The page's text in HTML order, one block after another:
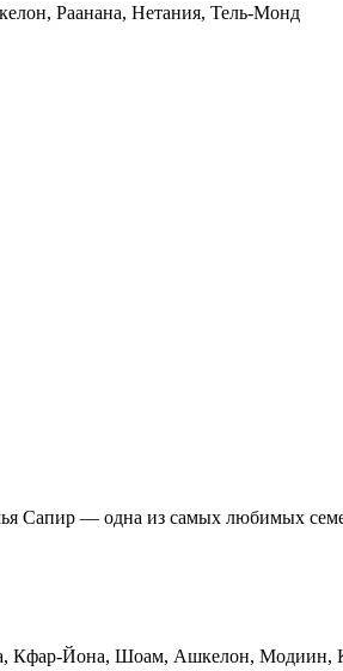
Раанана, Нетания, Тель-Монд
Сапир — одна из самых любимых
Кфар-Йона, Шоам, Ашкелон, Модиин,